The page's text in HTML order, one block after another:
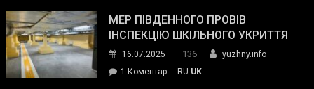
органів:
«Наш
спільний
ДСНС
власноруч
пожежу
у
МЕР ПІВДЕННОГО ПРОВІВ
ІНСПЕКЦІЮ ШКІЛЬНОГО УКРИТТЯ
16.07.2025 136
yuzhny.info
1 Коментардо RU UK